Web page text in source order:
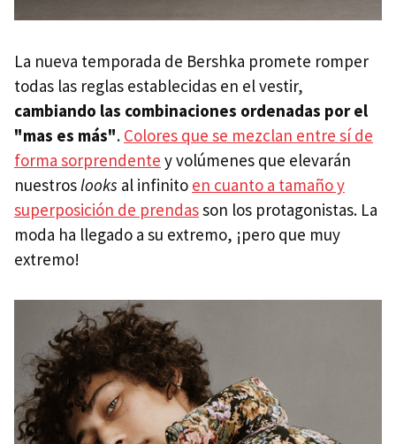
La nueva temporada de Bershka promete romper
todas las reglas establecidas en el vestir,
cambiando las combinaciones ordenadas por el
"mas es más". Colores que se mezclan entre sí de
forma sorprendente y volúmenes que elevarán
nuestroslooks al infinito en cuanto a tamaño y
superposición de prendasson los protagonistas. La
moda ha llegado a su extremo, ¡pero que muy
extremo!